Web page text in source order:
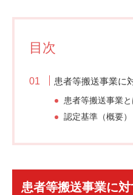
目次
患者等搬送事業に
患者等搬送事業と
認定基準（概要）
患者等搬送事業に